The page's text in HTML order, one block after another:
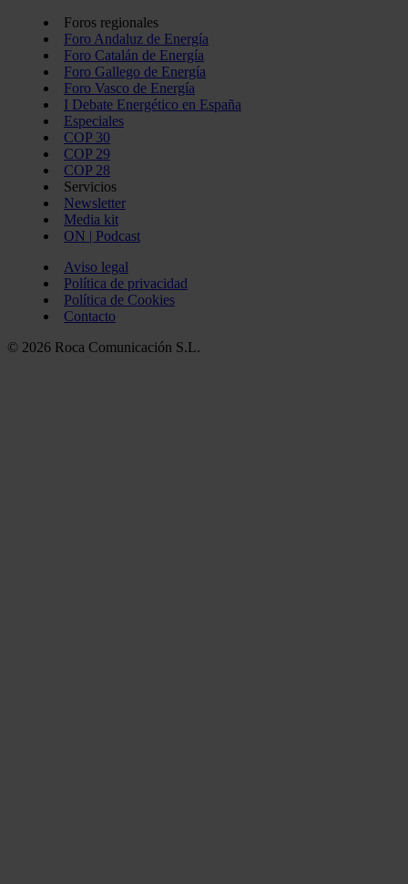
Foros regionales
Foro Andaluz de Energía
Foro Catalán de Energía
Foro Gallego de Energía
Foro Vasco de Energía
I Debate Energético en España
Especiales
COP 30
COP 29
COP 28
Servicios
Newsletter
Media kit
ON | Podcast
Aviso legal
Política de privacidad
Política de Cookies
Contacto
© 2026 Roca Comunicación S.L.